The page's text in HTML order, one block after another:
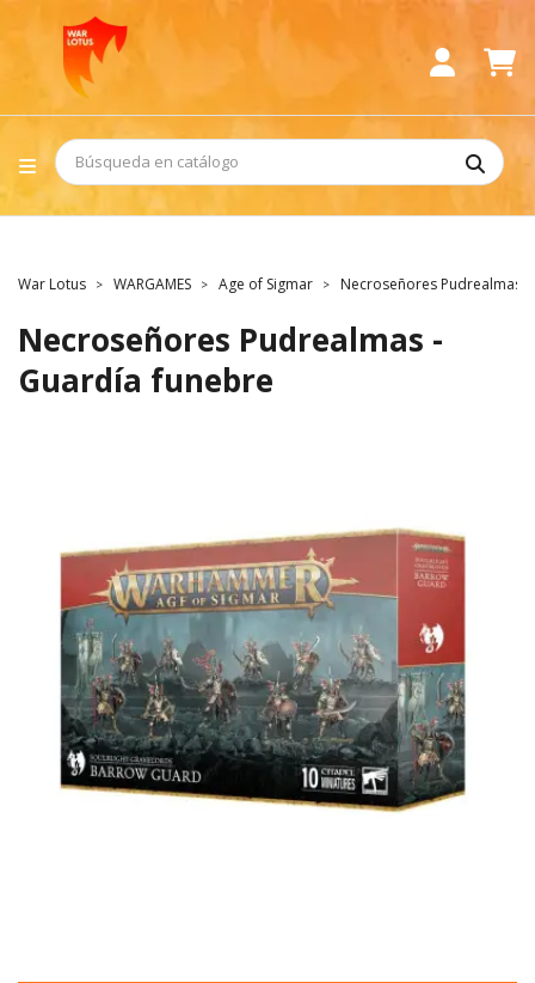
War Lotus WARGAMES Age of Sigmar Necroseñores Pudrealmas
Necroseñores Pudrealmas -
Guardía funebre